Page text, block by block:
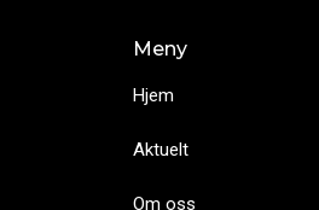
Meny
Hjem
Aktuelt
Om oss